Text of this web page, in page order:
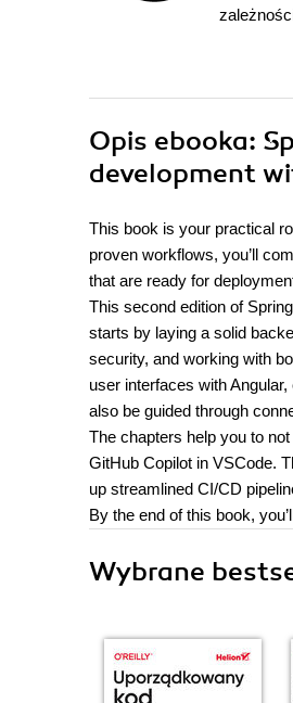
Opis ebooka:
development
This book is your practical
proven workflows, you’ll
that are ready for
This second edition of
starts by laying a solid
security, and working with
user interfaces with
also be guided through
The chapters help you to
GitHub Copilot in VSCode.
up streamlined CI/CD
By the end of this book,
Wybrane